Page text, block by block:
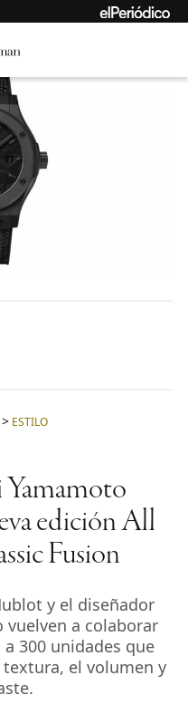
ESTILO
edición All
Fusion
y el diseñador
vuelven a colaborar
300 unidades que
el volumen y